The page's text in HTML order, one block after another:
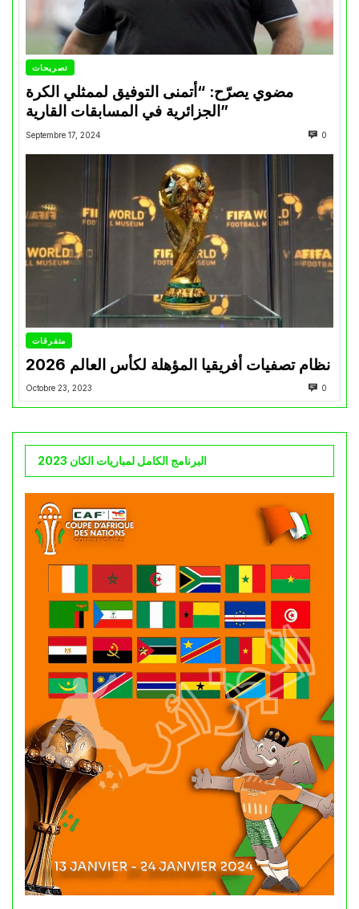
تصريحات
مضوي يصرّح: “أتمنى التوفيق لممثلي الكرة
الجزائرية في المسابقات القارية”
Septembre 17, 2024 0
متفرقات
نظام تصفيات أفريقيا المؤهلة لكأس العالم 2026
Octobre 23, 2023 0
البرنامج الكامل لمباريات الكان 2023